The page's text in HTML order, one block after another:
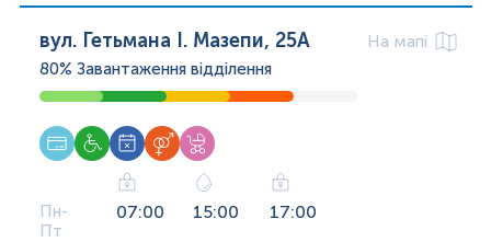
вул. Гетьмана І. Мазепи, 25А
На мапі
80% Завантаження відділення
Пн-
Пт
07:00 15:00 17:00